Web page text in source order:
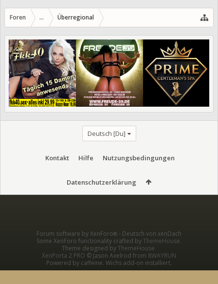
Foren ... Überregional
Deutsch [Du]
Kontakt Hilfe Nutzungsbedingungen
Datenschutzerklärung
Forum software by XenForo® - Deutsch von xenDach
Some XenForo functionality crafted byThemeHouse.
Theme designed byThemeHouse.
XenPorta 2 PRO © Jason Axelrod from 8WAYRUN
Powered by caffeine. Wichs add-on installiert.